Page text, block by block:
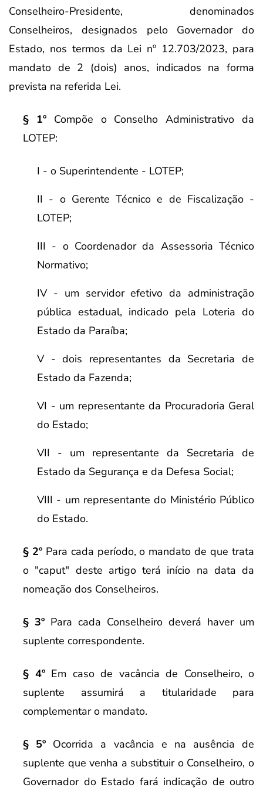
Conselheiro-Presidente, denominados
Conselheiros, designados pelo Governador do
Estado, nos termos da Lei nº 12.703/2023, para
mandato de 2 (dois) anos, indicados na forma
prevista na referida Lei.
§ 1ºCompõe o Conselho Administrativo da
LOTEP:
I - o Superintendente - LOTEP;
II - o Gerente Técnico e de Fiscalização -
LOTEP;
III - o Coordenador da Assessoria Técnico
Normativo;
IV - um servidor efetivo da administração
pública estadual, indicado pela Loteria do
Estado da Paraíba;
V - dois representantes da Secretaria de
Estado da Fazenda;
VI - um representante da Procuradoria Geral
do Estado;
VII - um representante da Secretaria de
Estado da Segurança e da Defesa Social;
VIII - um representante do Ministério Público
do Estado.
§ 2ºPara cada período, o mandato de que trata
o "caput" deste artigo terá início na data da
nomeação dos Conselheiros.
§ 3º Para cada Conselheiro deverá haver um
suplente correspondente.
§ 4ºEm caso de vacância de Conselheiro, o
suplente assumirá a titularidade para
complementar o mandato.
§ 5º Ocorrida a vacância e na ausência de
suplente que venha a substituir o Conselheiro, o
Governador do Estado fará indicação de outro